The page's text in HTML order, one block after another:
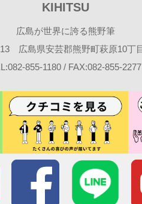
KIHITSU
広島が世界に誇る熊野筆
広島県安芸郡熊野町萩原10丁
855-1180 / FAX:082-855-2277